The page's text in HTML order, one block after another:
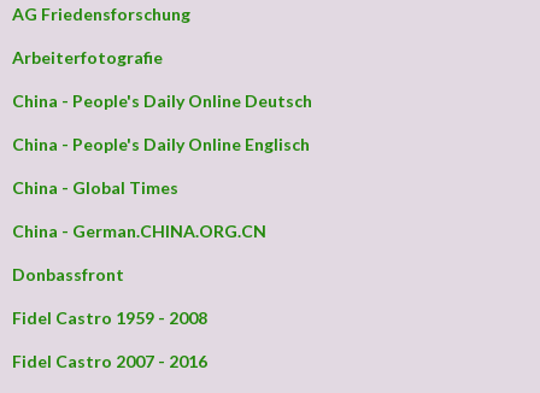
AG Friedensforschung
Arbeiterfotografie
China - People's Daily Online Deutsch
China - People's Daily Online Englisch
China - Global Times
China - German.CHINA.ORG.CN
Donbassfront
Fidel Castro 1959 - 2008
Fidel Castro 2007 - 2016